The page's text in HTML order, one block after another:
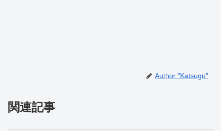
Author "Katsugu"
関連記事